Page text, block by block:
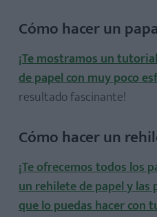
Cómo hacer un
¡Te mostramos un
de papel con muy poco
resultado fascinante!
Cómo hacer un
¡Te ofrecemos todos los
un rehilete de papel y las
que lo puedas hacer con